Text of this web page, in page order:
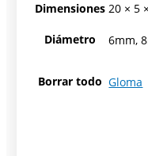
Dimensiones 20 × 5
Diámetro 6mm,
Borrar todo Gloma